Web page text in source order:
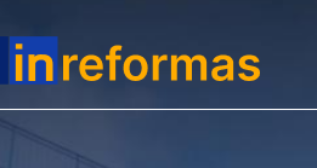
al
contenido